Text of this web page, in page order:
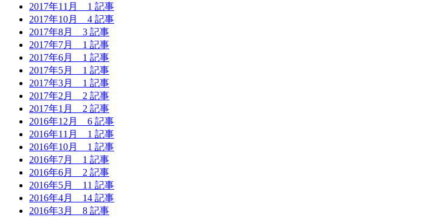
2017年11月 1 記事
2017年10月 4 記事
2017年8月 3 記事
2017年7月 1 記事
2017年6月 1 記事
2017年5月 1 記事
2017年3月 1 記事
2017年2月 2 記事
2017年1月 2 記事
2016年12月 6 記事
2016年11月 1 記事
2016年10月 1 記事
2016年7月 1 記事
2016年6月 2 記事
2016年5月 11 記事
2016年4月 14 記事
2016年3月 8 記事